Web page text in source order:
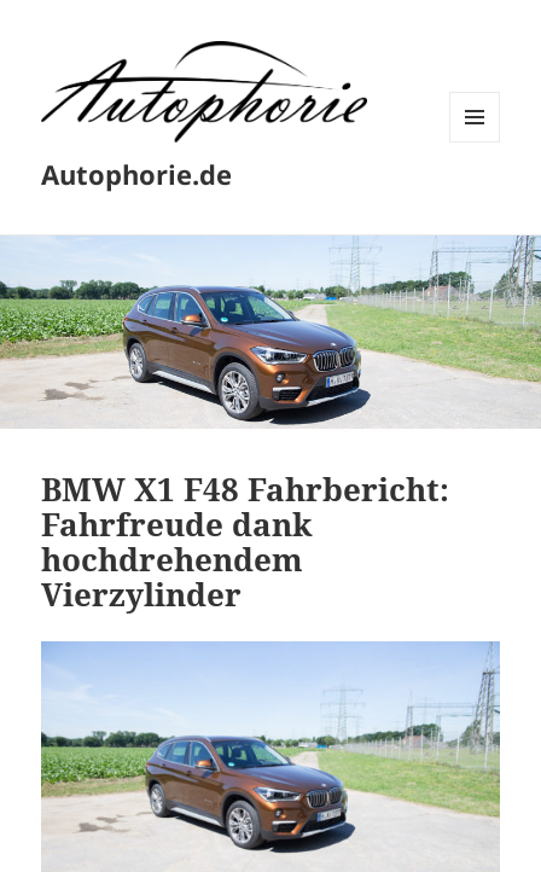
Autophorie.de
BMW X1 F48 Fahrbericht:
Fahrfreude dank
hochdrehendem
Vierzylinder